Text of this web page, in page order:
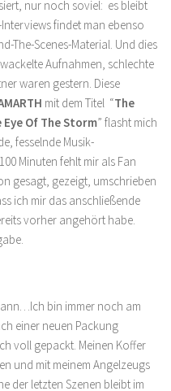
nur noch soviel: es bleibt
findet man ebenso
The-Scenes-Material. Und dies
Aufnahmen, schlechte
waren gestern. Diese
mit dem Titel “The
Eye Of The Storm” flasht mich
fesselnde Musik-
Minuten fehlt mir als Fan
gesagt, gezeigt, umschrieben
ich mir das anschließende
vorher angehört habe.
bin immer noch am
einer neuen Packung
voll gepackt. Meinen Koffer
und mit meinem Angelzeugs
der letzten Szenen bleibt im